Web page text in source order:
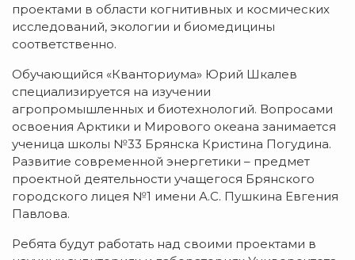
проектами в области когнитивных и космических
исследований, экологии и биомедицины
соответственно.
Обучающийся «Кванториума» Юрий Шкалев
специализируется на изучении
агропромышленных и биотехнологий. Вопросами
освоения Арктики и Мирового океана занимается
ученица школы №33 Брянска Кристина Погудина.
Развитие современной энергетики – предмет
проектной деятельности учащегося Брянского
городского лицея №1 имени А.С. Пушкина Евгения
Павлова.
Ребята будут работать над своими проектами в